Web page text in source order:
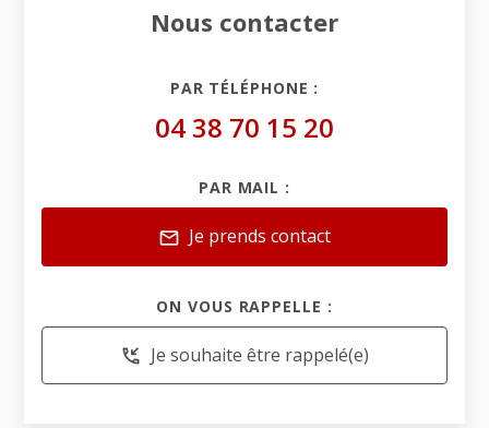
Nous contacter
PAR TÉLÉPHONE :
04 38 70 15 20
PAR MAIL :
mail Je prends contact
ON VOUS RAPPELLE :
phone_callback Je souhaite être rappelé(e)